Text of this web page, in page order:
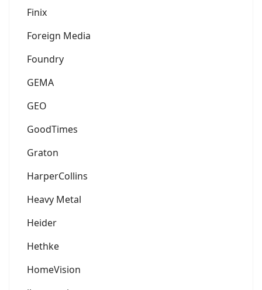
Finix
Foreign Media
Foundry
GEMA
GEO
GoodTimes
Graton
HarperCollins
Heavy Metal
Heider
Hethke
HomeVision